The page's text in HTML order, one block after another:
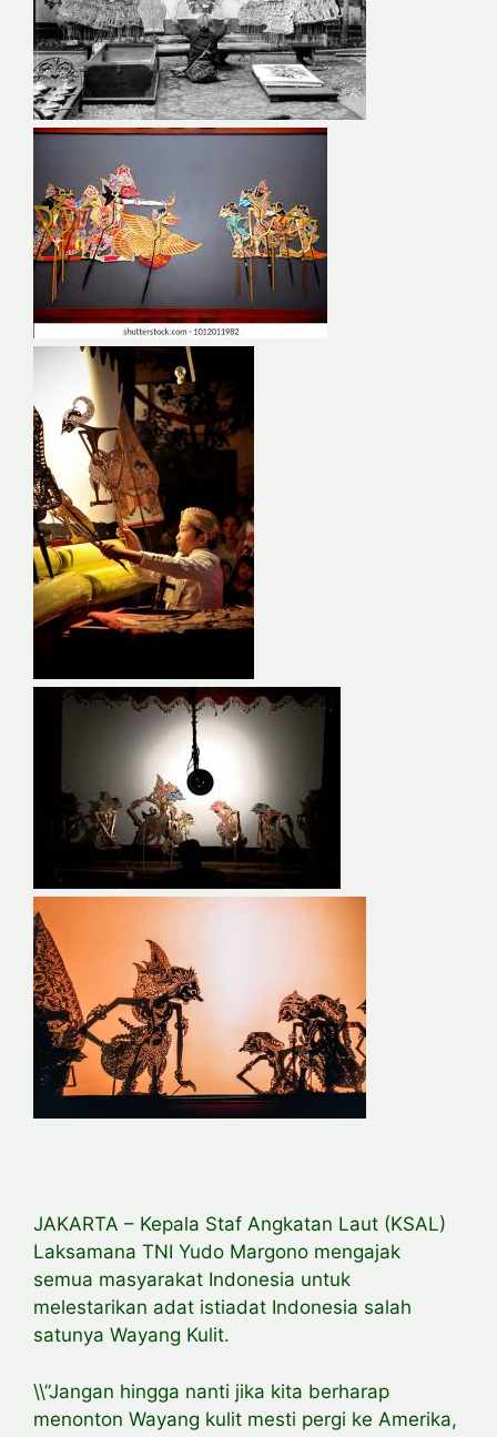
JAKARTA – Kepala Staf Angkatan Laut (KSAL)
Laksamana TNI Yudo Margono mengajak
semua masyarakat Indonesia untuk
melestarikan adat istiadat Indonesia salah
satunya Wayang Kulit.
\\”Jangan hingga nanti jika kita berharap
menonton Wayang kulit mesti pergi ke Amerika,